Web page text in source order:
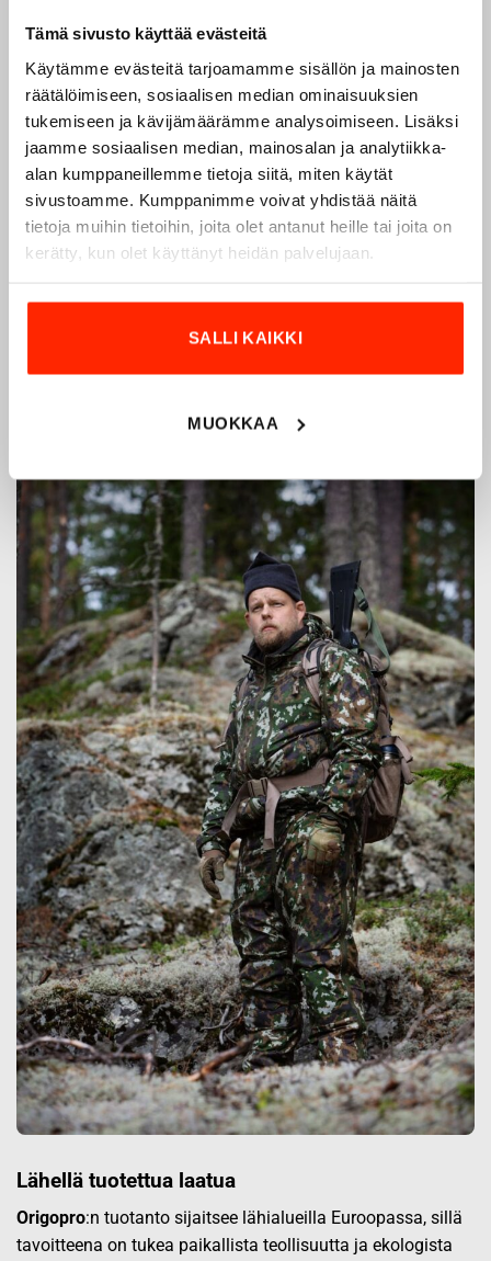
Tämä sivusto käyttää evästeitä
Käytämme evästeitä tarjoamamme sisällön ja mainosten
räätälöimiseen, sosiaalisen median ominaisuuksien
tukemiseen ja kävijämäärämme analysoimiseen. Lisäksi
jaamme sosiaalisen median, mainosalan ja analytiikka-
alan kumppaneillemme tietoja siitä, miten käytät
sivustoamme. Kumppanimme voivat yhdistää näitä
tietoja muihin tietoihin, joita olet antanut heille tai joita on
kerätty, kun olet käyttänyt heidän palvelujaan.
SALLI KAIKKI
MUOKKAA
Origopro – Suomalainen laatumerkki vuodesta
1975
Origoproon suomalainen turvallisuus- ja
ulkoiluvaatetukseen erikoistunut yritys, joka on toiminut
vuodesta 1975.Origoprovalmistaa laadukkaita vaatteita,
:n tuotteet on suunniteltu yhteistyössä käyttäjien
ja erikoisammattilaisten kanssa, joiden kokemus inspiroi
Lähellä tuotettua laatua
Origopro:n tuotanto sijaitsee lähialueilla Euroopassa, sillä
tavoitteena on tukea paikallista teollisuutta ja ekologista